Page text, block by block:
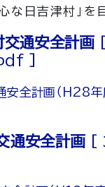
な日吉津村」を
通安全計画
]
安全計画（H28
通安全計画
[